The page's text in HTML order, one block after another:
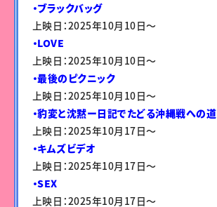
・ブラックバッグ
上映日：2025年10月10日〜
・LOVE
上映日：2025年10月10日〜
・最後のピクニック
上映日：2025年10月10日〜
・豹変と沈黙ー日記でたどる沖縄戦への道
上映日：2025年10月17日〜
・キムズビデオ
上映日：2025年10月17日〜
・SEX
上映日：2025年10月17日〜